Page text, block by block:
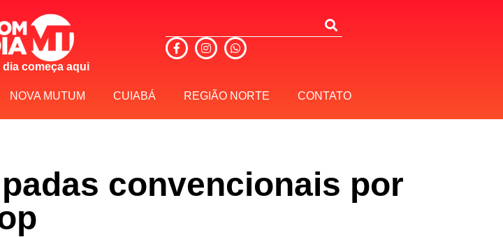
dia começa aqui
NOVA MUTUM CUIABÁ REGIÃO NORTE CONTATO
convencionais por